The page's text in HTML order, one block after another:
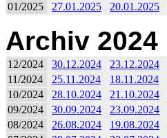
01/2025
27.01.2025 20.01.2025
Archiv 2024
12/2024 30.12.2024 23.12.2024
11/2024
25.11.2024 18.11.2024
10/2024
28.10.2024 21.10.2024
09/2024
30.09.2024 23.09.2024
08/2024
26.08.2024 19.08.2024